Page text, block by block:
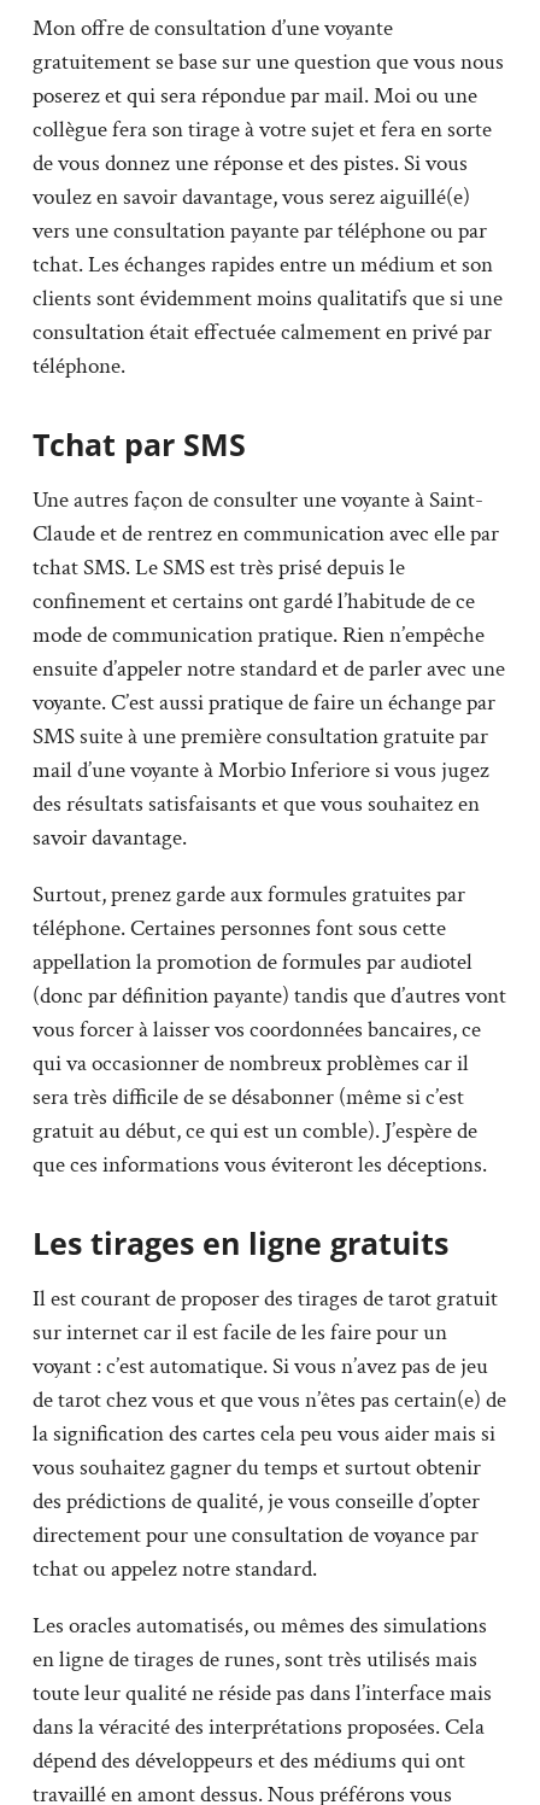
Mon offre de consultation d’une voyante
gratuitement se base sur une question que vous nous
poserez et qui sera répondue par mail. Moi ou une
collègue fera son tirage à votre sujet et fera en sorte
de vous donnez une réponse et des pistes. Si vous
voulez en savoir davantage, vous serez aiguillé(e)
vers une consultation payante par téléphone ou par
tchat. Les échanges rapides entre un médium et son
clients sont évidemment moins qualitatifs que si une
consultation était effectuée calmement en privé par
téléphone.
Tchat par SMS
Une autres façon de consulter une voyante à Saint-
Claude et de rentrez en communication avec elle par
tchat SMS. Le SMS est très prisé depuis le
confinement et certains ont gardé l’habitude de ce
mode de communication pratique. Rien n’empêche
ensuite d’appeler notre standard et de parler avec une
voyante. C’est aussi pratique de faire un échange par
SMS suite à une première consultation gratuite par
mail d’une voyante à Morbio Inferiore si vous jugez
des résultats satisfaisants et que vous souhaitez en
savoir davantage.
Surtout, prenez garde aux formules gratuites par
téléphone. Certaines personnes font sous cette
appellation la promotion de formules par audiotel
(donc par définition payante) tandis que d’autres vont
vous forcer à laisser vos coordonnées bancaires, ce
qui va occasionner de nombreux problèmes car il
sera très difficile de se désabonner (même si c’est
gratuit au début, ce qui est un comble). J’espère de
que ces informations vous éviteront les déceptions.
Les tirages en ligne gratuits
Il est courant de proposer des tirages de tarot gratuit
sur internet car il est facile de les faire pour un
voyant : c’est automatique. Si vous n’avez pas de jeu
de tarot chez vous et que vous n’êtes pas certain(e) de
la signification des cartes cela peu vous aider mais si
vous souhaitez gagner du temps et surtout obtenir
des prédictions de qualité, je vous conseille d’opter
directement pour une consultation de voyance par
tchat ou appelez notre standard.
Les oracles automatisés, ou mêmes des simulations
en ligne de tirages de runes, sont très utilisés mais
toute leur qualité ne réside pas dans l’interface mais
dans la véracité des interprétations proposées. Cela
dépend des développeurs et des médiums qui ont
travaillé en amont dessus. Nous préférons vous